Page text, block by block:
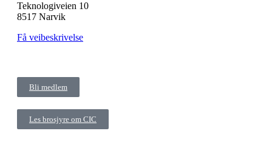
Teknologiveien 10
8517 Narvik
Få veibeskrivelse
Bli medlem
Les brosjyre om CIC